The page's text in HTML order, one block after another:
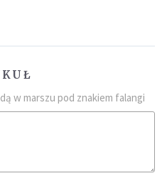
w marszu pod znakiem falangi